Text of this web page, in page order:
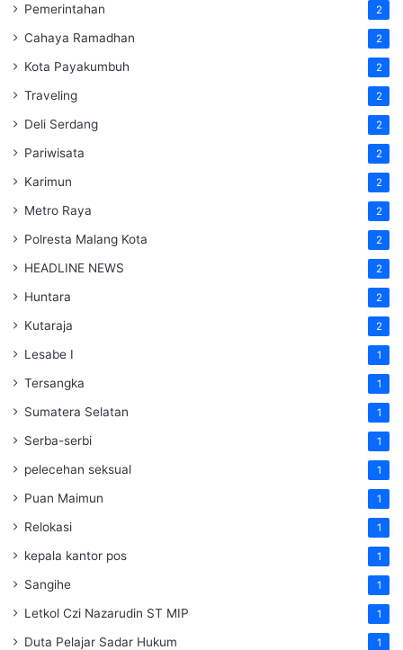
Pemerintahan 2
Cahaya Ramadhan 2
Kota Payakumbuh 2
Traveling 2
Deli Serdang 2
Pariwisata 2
Karimun 2
Metro Raya 2
Polresta Malang Kota 2
HEADLINE NEWS 2
Huntara 2
Kutaraja 2
Lesabe I 1
Tersangka 1
Sumatera Selatan 1
Serba-serbi 1
pelecehan seksual 1
Puan Maimun 1
Relokasi 1
kepala kantor pos 1
Sangihe 1
Letkol Czi Nazarudin ST MIP 1
Duta Pelajar Sadar Hukum 1